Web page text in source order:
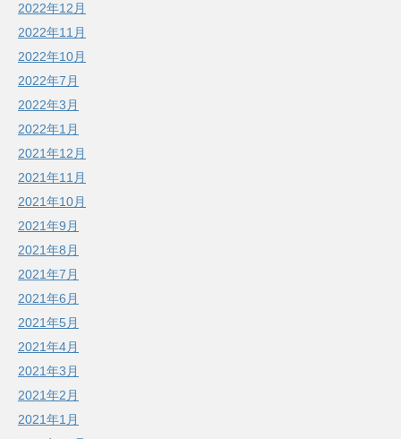
2022年12月
2022年11月
2022年10月
2022年7月
2022年3月
2022年1月
2021年12月
2021年11月
2021年10月
2021年9月
2021年8月
2021年7月
2021年6月
2021年5月
2021年4月
2021年3月
2021年2月
2021年1月